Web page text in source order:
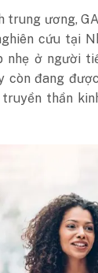
trung ương,
cứu tại
nhẹ ở người
còn đang
truyền thần